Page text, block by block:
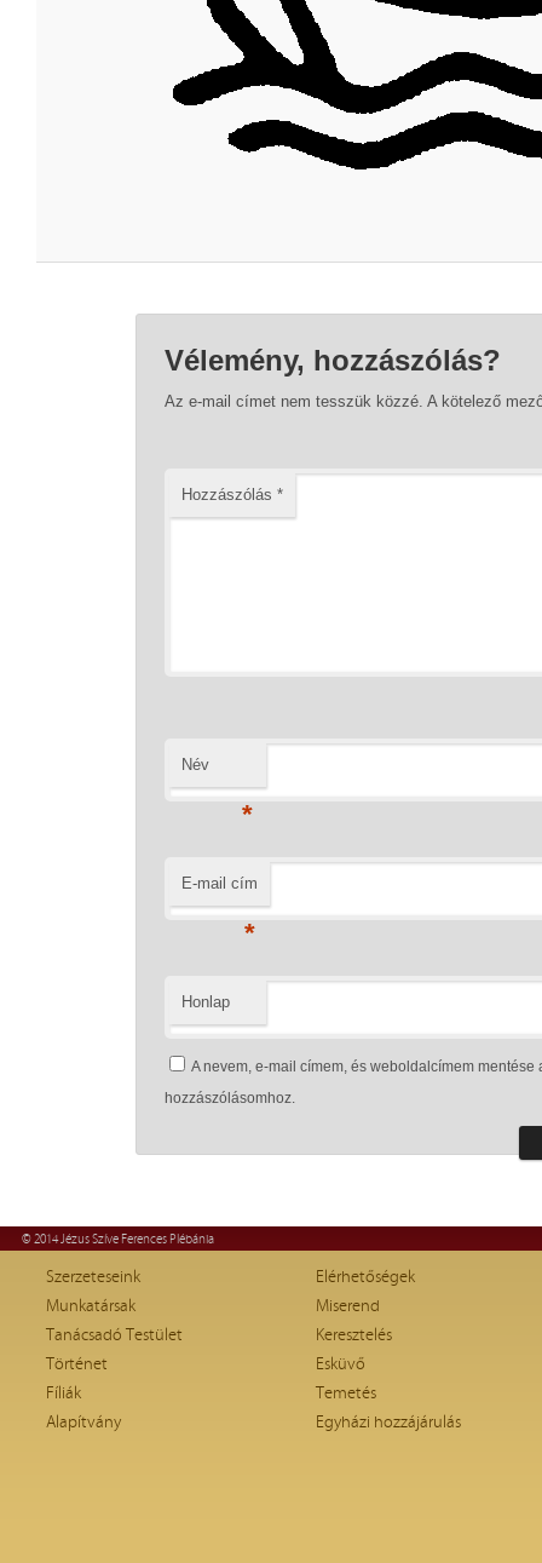
Vélemény, hozzászólás?
Az e-mail címet nem tesszük közzé. A kötelező
Hozzászólás *
Név
*
E-mail cím
*
Honlap
A nevem, e-mail címem, és weboldalcímem
hozzászólásomhoz.
© 2014 Jézus Szíve Ferences Plébánia
Szerzeteseink
Munkatársak
Tanácsadó Testület
Történet
Fíliák
Alapítvány
Elérhetőségek
Miserend
Keresztelés
Esküvő
Temetés
Egyházi hozzájárulás